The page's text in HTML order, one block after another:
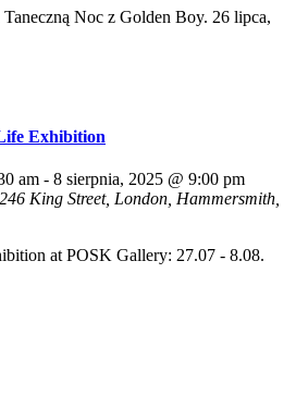
Taneczną Noc z Golden Boy. 26 lipca,
Exhibition
am - 8 sierpnia, 2025 @ 9:00 pm
King Street, London, Hammersmith,
at POSK Gallery: 27.07 - 8.08.